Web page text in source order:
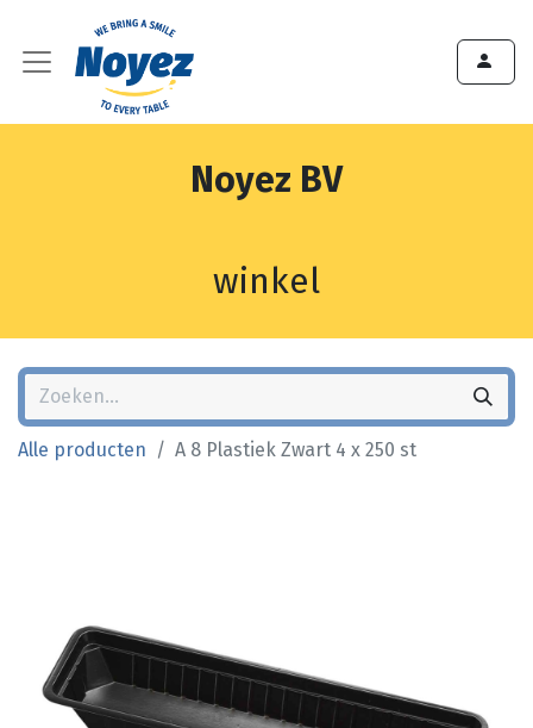
Noyez BV
winkel
Alle producten A 8 Plastiek Zwart 4 x 250 st